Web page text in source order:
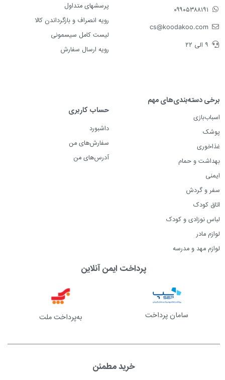
۰۹۹۰۵۳۸۸۱۹۱
cs@koodakoo.com
۹ الی ۲۲
پرسشهای متداول
رویه انصراف و بازگرداندن کالا
لیست کامل سیسمونی
رویه ارسال سفارش
برخی دسته‌بندی‌های مهم
اسباب‌بازی
پوشک
غذاخوری
بهداشت و حمام
ایمنی
سفر و گردش
اتاق کودک
لباس نوزادی و کودک
لوازم مادر
لوازم مهد و مدرسه
حساب کاربری
داشبورد
سفارش‌های من
آدرس‌های من
پرداخت ایمن آنلاین
سامان پرداخت به‌پرداخت ملت
خرید مطمئن